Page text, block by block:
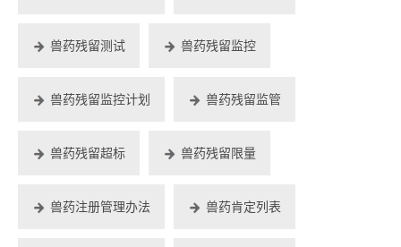
兽药残留测试 兽药残留监控
兽药残留监控计划 兽药残留监管
兽药残留超标 兽药残留限量
兽药注册管理办法 兽药肯定列表